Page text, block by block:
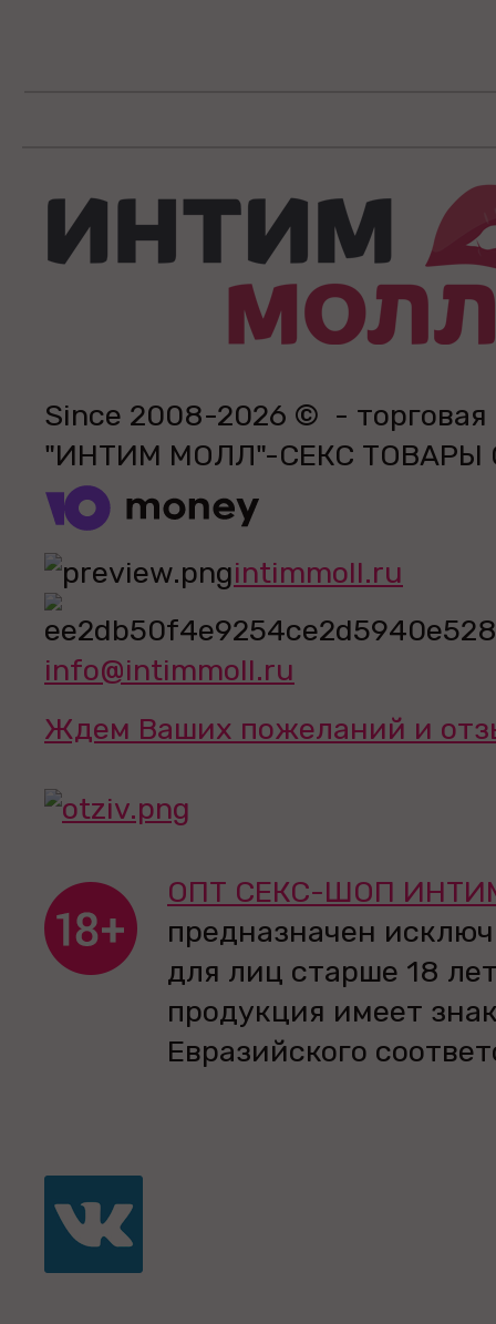
Since 2008-2026 © - торговая
"ИНТИМ МОЛЛ"-СЕКС
intimmoll.ru
info@intimmoll.ru
Ждем Ваших пожеланий и
ОПТ СЕКС-ШОП
предназначен
для лиц старше 18
продукция имеет
Евразийского